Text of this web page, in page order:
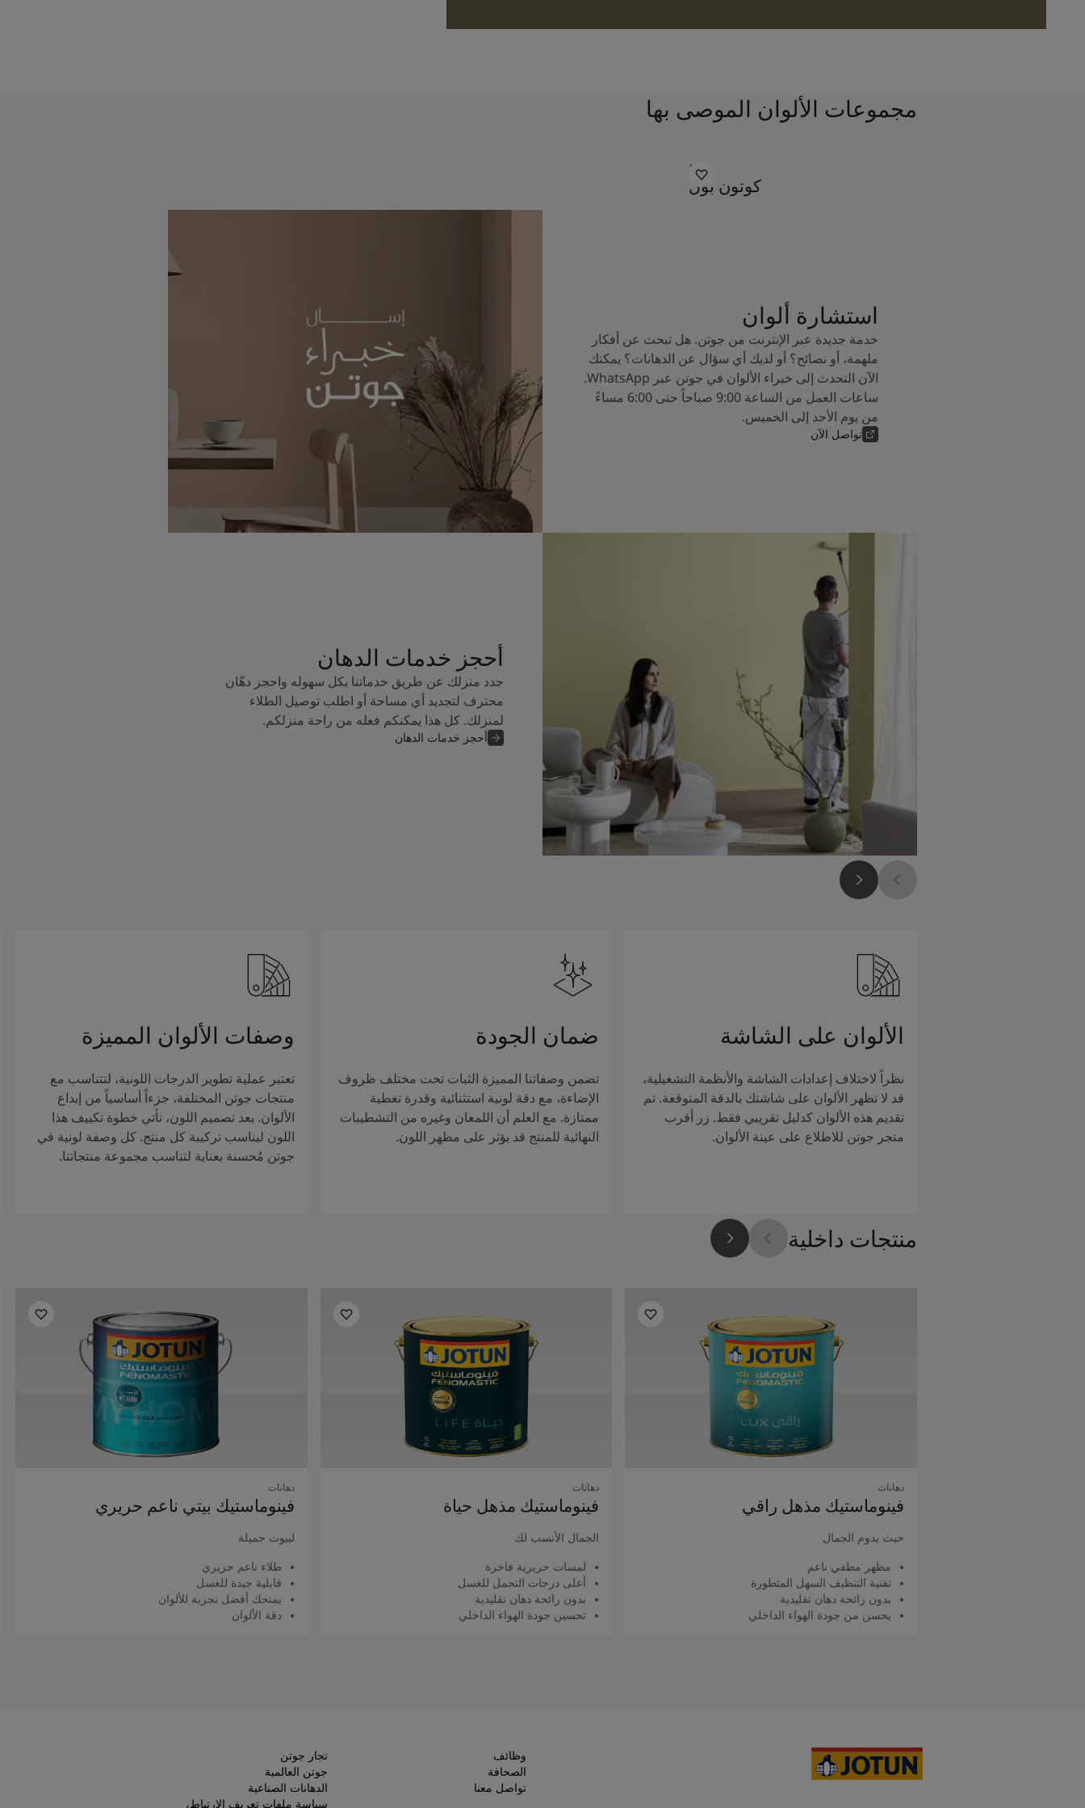
مجموعات الألوان الموصى بها
1453
كوتون بول
استشارة ألوان
خدمة جديدة عبر الإنترنت من جوتن. هل تبحث عن أفكار
ملهمة، أو نصائح؟ أو لديك أي سؤال عن الدهانات؟ يمكنك
الآن التحدث إلى خبراء الألوان في جوتن عبر WhatsApp.
ساعات العمل من الساعة 9:00 صباحاً حتى 6:00 مساءً
من يوم الأحد إلى الخميس.
تواصل الآن
أحجز خدمات الدهان
جدد منزلك عن طريق خدماتنا بكل سهوله واحجز دهّان
محترف لتجديد أي مساحة أو اطلب توصيل الطلاء
لمنزلك. كل هذا يمكنكم فعله من راحة منزلكم.
أحجز خدمات الدهان
الألوان على الشاشة
نظراً لاختلاف إعدادات الشاشة والأنظمة التشغيلية،
قد لا تظهر الألوان على شاشتك بالدقة المتوقعة. تم
تقديم هذه الألوان كدليل تقريبي فقط. زر أقرب
متجر جوتن للاطلاع على عينة الألوان.
ضمان الجودة
تضمن وصفاتنا المميزة الثبات تحت مختلف ظروف
الإضاءة، مع دقة لونية استثنائية وقدرة تغطية
ممتازة. مع العلم أن اللمعان وغيره من التشطيبات
النهائية للمنتج قد يؤثر على مظهر اللون.
وصفات الألوان المميزة
تعتبر عملية تطوير الدرجات اللونية، لتتناسب مع
منتجات جوتن المختلفة، جزءاً أساسياً من إبداع
الألوان. بعد تصميم اللون، تأتي خطوة تكييف هذا
اللون ليناسب تركيبة كل منتج. كل وصفة لونية في
جوتن مُحسنة بعناية لتناسب مجموعة منتجاتنا.
منتجات داخلية
دهانات
فينوماستيك مذهل راقي
حيث يدوم الجمال
مظهر مطفي ناعم
تقنية التنظيف السهل المتطورة
بدون رائحة دهان تقليدية
يحسن من جودة الهواء الداخلي
دهانات
فينوماستيك مذهل حياة
الجمال الأنسب لك
لمسات حريرية فاخرة
أعلى درجات التحمل للغسل
بدون رائحة دهان تقليدية
تحسين جودة الهواء الداخلي
دهانات
فينوماستيك بيتي ناعم حريري
لبيوت جميلة
طلاء ناعم حريري
قابلية جيدة للغسل
يمنحك أفضل تجربة للألوان
دقة الألوان
وظائف
الصحافة
تواصل معنا
تجار جوتن
جوتن العالمية
الدهانات الصناعية
سياسة ملفات تعريف الارتباط،